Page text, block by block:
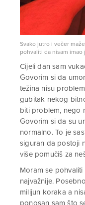
Svako jutro i večer
pohvaliti da nisam imao
Cijeli dan sam
Govorim si da
težina nisu
gubitak nekog
biti problem, nego
Govorim si da su
normalno. To je
siguran da postoji
više pomučiš za
Moram se
najvažnije.
milijun koraka a
ponosan sam što